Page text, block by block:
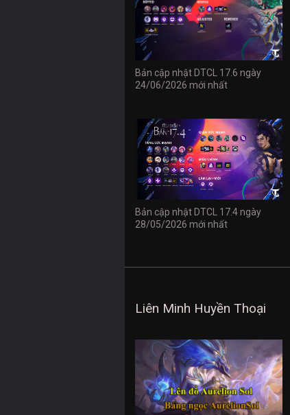
Bản cập nhật DTCL 17.6 ngày
24/06/2026 mới nhất
Bản cập nhật DTCL 17.4 ngày
28/05/2026 mới nhất
Liên Minh Huyền Thoại